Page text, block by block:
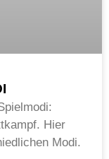
Hier
Modi.